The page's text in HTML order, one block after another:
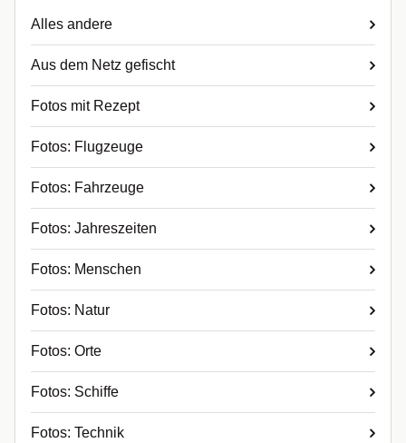
Alles andere
Aus dem Netz gefischt
Fotos mit Rezept
Fotos: Flugzeuge
Fotos: Fahrzeuge
Fotos: Jahreszeiten
Fotos: Menschen
Fotos: Natur
Fotos: Orte
Fotos: Schiffe
Fotos: Technik